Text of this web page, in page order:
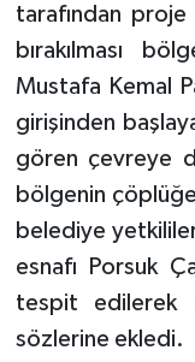
tarafından proje
bırakılması
Mustafa Kemal
girişinden
gören çevreye
bölgenin
belediye
esnafı Porsuk
tespit edilerek
sözlerine ekledi.